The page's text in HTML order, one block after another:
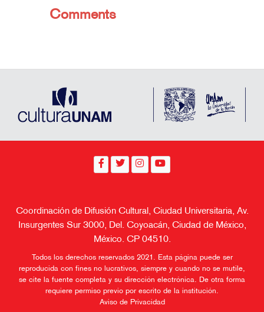
Comments
Coordinación de Difusión Cultural, Ciudad Universitaria, Av.
Insurgentes Sur 3000, Del. Coyoacán, Ciudad de México,
México. CP 04510.
Todos los derechos reservados 2021. Esta página puede ser
reproducida con fines no lucrativos, siempre y cuando no se mutile,
se cite la fuente completa y su dirección electrónica. De otra forma
requiere permiso previo por escrito de la institución.
Aviso de Privacidad